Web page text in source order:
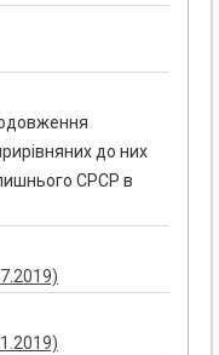
до них
СРСР в